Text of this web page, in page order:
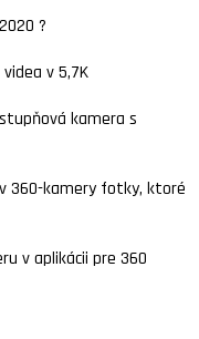
?
v 5,7K
kamera s
360-kamery fotky, ktoré
v aplikácii pre 360